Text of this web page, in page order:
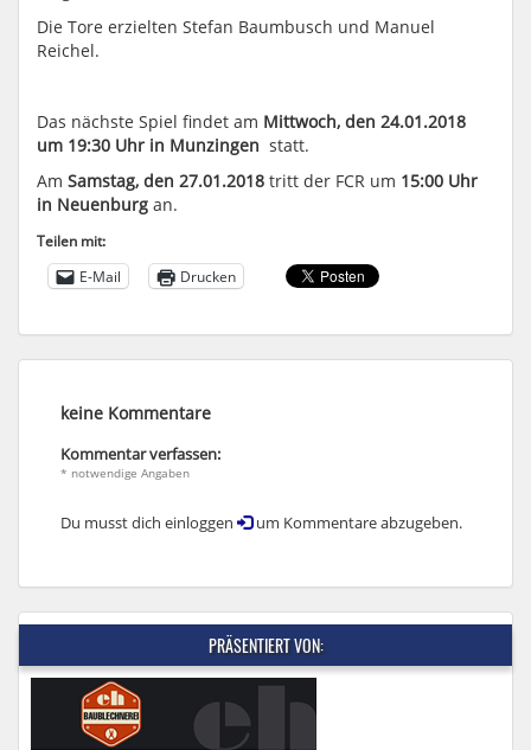
Die Tore erzielten Stefan Baumbusch und Manuel
Reichel.
Das nächste Spiel findet am Mittwoch, den 24.01.2018
um 19:30 Uhr in Munzingen statt.
Am Samstag, den 27.01.2018 tritt der FCR um 15:00 Uhr
in Neuenburg an.
Teilen mit:
E-Mail
Drucken
keine Kommentare
Kommentar verfassen:
* notwendige Angaben
Du musst dich einloggen um Kommentare abzugeben.
PRÄSENTIERT VON: